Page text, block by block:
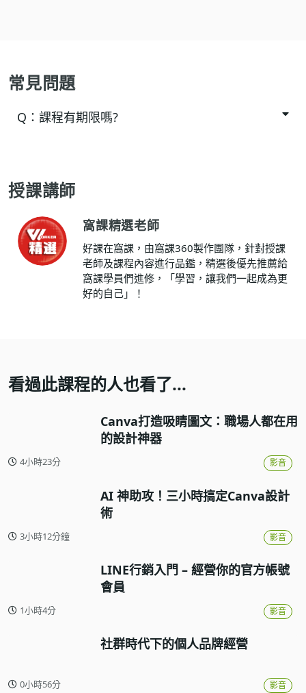
常見問題
Q： 課程有期限嗎?
授課講師
窩課精選老師
好課在窩課，由窩課360製作團隊，針對授課
老師及課程內容進行品鑑，精選後優先推薦給
窩課學員們進修，「學習，讓我們一起成為更
好的自己」！
看過此課程的人也看了...
Canva打造吸睛圖文：職場人都在用
的設計神器
4小時23分 影音
AI 神助攻！三小時搞定Canva設計
術
3小時12分鐘 影音
LINE行銷入門 – 經營你的官方帳號
會員
1小時4分 影音
社群時代下的個人品牌經營
0小時56分 影音